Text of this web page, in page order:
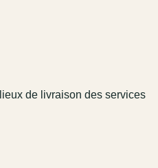
de livraison des services